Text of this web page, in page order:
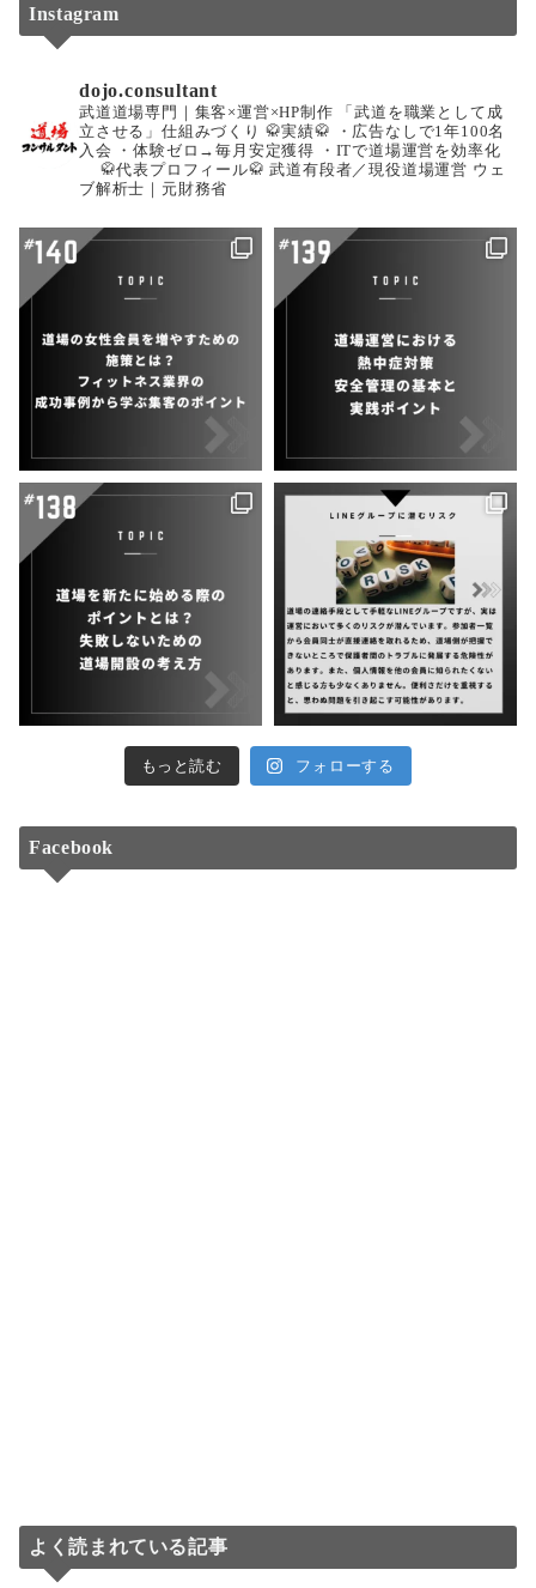
ペ
送
Instagram
dojo.consultant
武道道場専門｜集客×運営×HP制作 「武道を職業として成
立させる」仕組みづくり 🥋実績🥋
・広告なしで1年100名
入会
・体験ゼロ→毎月安定獲得 ・ITで道場運営を効率化
🥋代表プロフィール🥋 武道有段者／現役道場運営 ウェ
ブ解析士｜元財務省
もっと読む フォローする
Facebook
よく読まれている記事